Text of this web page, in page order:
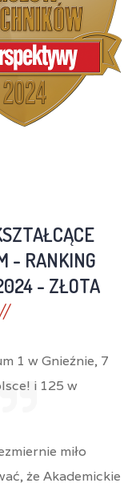
- RANKING
- ZŁOTA
1 w Gnieźnie, 7
i 125 w
miło
że Akademickie